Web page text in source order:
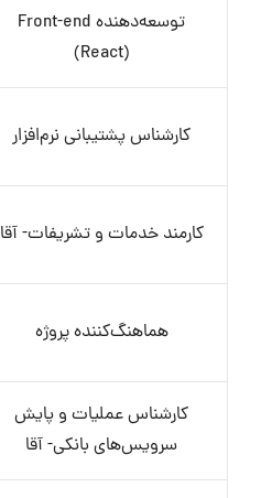
توسعه‌دهنده Front-end
(React)
کارشناس پشتیبانی نرم‌افزار
کارمند خدمات و تشریفات- آقا
هماهنگ‌کننده پروژه
کارشناس عملیات و پایش
سرویس‌های بانکی- آقا